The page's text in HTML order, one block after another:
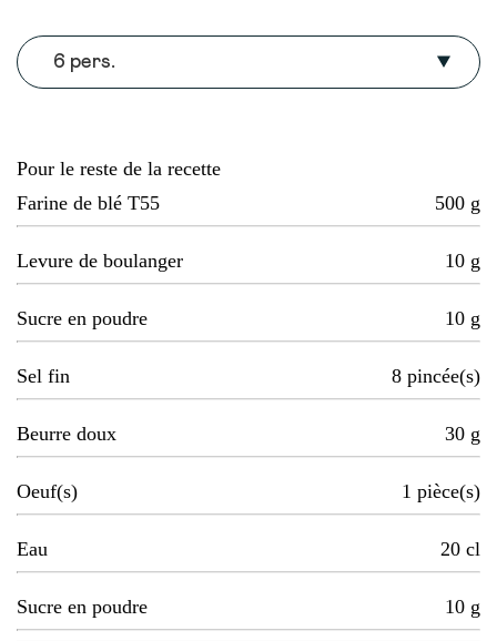
6 pers.
Pour le reste de la recette
Farine de blé T55
500 g
Levure de boulanger 10 g
Sucre en poudre 10 g
Sel fin 8 pincée(s)
Beurre doux 30 g
Oeuf(s) 1 pièce(s)
Eau 20 cl
Sucre en poudre 10 g